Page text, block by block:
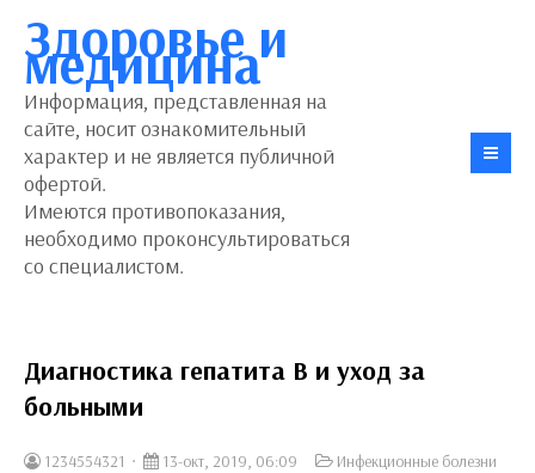
Здоровье и
медицина
Информация, представленная на
сайте, носит ознакомительный
характер и не является публичной
офертой.
Имеются противопоказания,
необходимо проконсультироваться
со специалистом.
Диагностика гепатита В и уход за
больными
1234554321 13-окт, 2019, 06:09
Инфекционные болезни